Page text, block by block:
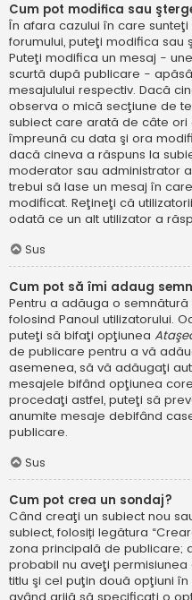
Cum pot modifica sau
În afara cazului în care
forumului, puteţi modifica
Puteţi modifica un mesaj -
scurtă după publicare -
mesajulului respectiv. Dacă
observa o mică secţiune de
subiect care arată de câte
împreună cu data şi ora
dacă cineva a răspuns la
moderator sau administrator
trebui să lase un mesaj în
modificat. Reţineţi că
odată ce un alt utilizator a
Sus
Cum pot să îmi adaug
Pentru a adăuga o
folosind Panoul utilizatorului.
puteţi să bifaţi opţiunea
de publicare pentru a vă
asemenea, să vă adăugaţi
mesajele bifând opţiunea
procedaţi astfel, puteţi să
anumite mesaje debifând
publicare.
Sus
Cum pot crea un sondaj?
Când creaţi un subiect nou
subiect, folosiți legătura
zona principală de publicare;
probabil nu aveţi
titlu şi cel puţin două opţiuni